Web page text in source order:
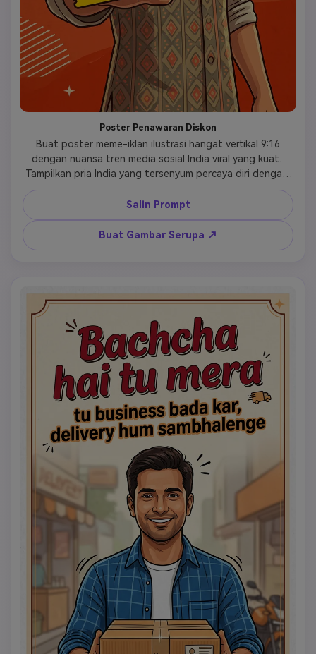
Poster Penawaran Diskon
Buat poster meme-iklan ilustrasi hangat vertikal 9:16
dengan nuansa tren media sosial India viral yang kuat.
Tampilkan pria India yang tersenyum percaya diri dengan
keangkuhan humoris mengulurkan kartu kupon penjualan
besar ke arah penonton. Latar belakang poster
bertekstur krem, aksen promosi oranye-merah, ilustrasi
semi-kartun, gaya tipografi tulisan tangan, komposisi
iklan yang bersih. Tambahkan teks judul tepat: "Baccha hai
suasana promosi yang menarik namun tetap terasa
seperti meme. Tanpa watermark, tanpa logo merek
Salin Prompt
Buat Gambar Serupa ↗